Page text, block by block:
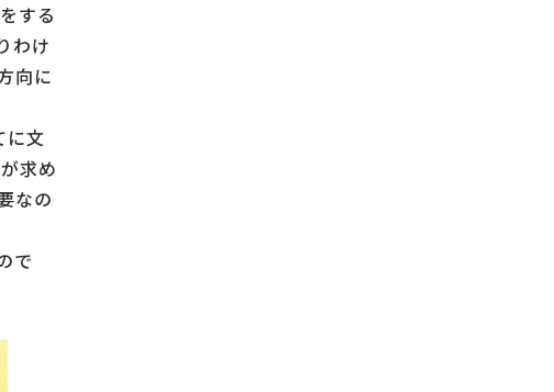
する
わけ
向に
に文
求め
なの
で